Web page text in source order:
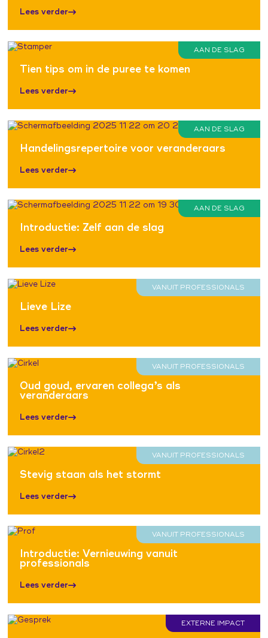
Lees verder
AAN DE SLAG
Tien tips om in de puree te komen
Lees verder
AAN DE SLAG
Handelingsrepertoire voor veranderaars
Lees verder
AAN DE SLAG
Introductie: Zelf aan de slag
Lees verder
VANUIT PROFESSIONALS
Lieve Lize
Lees verder
VANUIT PROFESSIONALS
Oud goud, ervaren collega’s als
veranderaars
Lees verder
VANUIT PROFESSIONALS
Stevig staan als het stormt
Lees verder
VANUIT PROFESSIONALS
Introductie: Vernieuwing vanuit
professionals
Lees verder
EXTERNE IMPACT